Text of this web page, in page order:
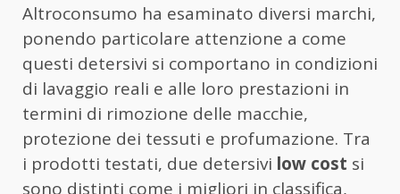
Altroconsumo ha esaminato diversi marchi,
ponendo particolare attenzione a come
questi detersivi si comportano in condizioni
di lavaggio reali e alle loro prestazioni in
termini di rimozione delle macchie,
protezione dei tessuti e profumazione. Tra
i prodotti testati, due detersivi low cost si
sono distinti come i migliori in classifica,